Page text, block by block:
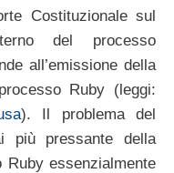
Costituzionale sul
del processo
all’emissione della
Ruby (leggi:
). Il problema del
più pressante della
Ruby essenzialmente